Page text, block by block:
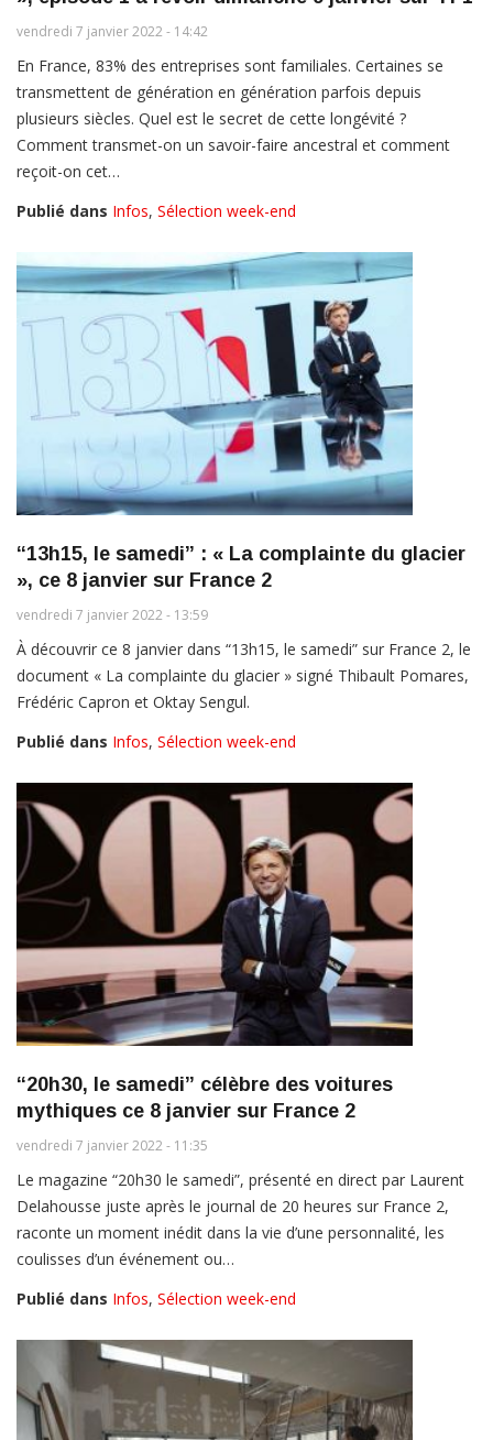
vendredi 7 janvier 2022 - 14:42
En France, 83% des entreprises sont familiales. Certaines se
transmettent de génération en génération parfois depuis
plusieurs siècles. Quel est le secret de cette longévité ?
Comment transmet-on un savoir-faire ancestral et comment
reçoit-on cet…
Publié dans Infos, Sélection week-end
“13h15, le samedi” : « La complainte du glacier
», ce 8 janvier sur France 2
vendredi 7 janvier 2022 - 13:59
À découvrir ce 8 janvier dans “13h15, le samedi” sur France 2, le
document « La complainte du glacier » signé Thibault Pomares,
Frédéric Capron et Oktay Sengul.
Publié dans Infos, Sélection week-end
“20h30, le samedi” célèbre des voitures
mythiques ce 8 janvier sur France 2
vendredi 7 janvier 2022 - 11:35
Le magazine “20h30 le samedi”, présenté en direct par Laurent
Delahousse juste après le journal de 20 heures sur France 2,
raconte un moment inédit dans la vie d’une personnalité, les
coulisses d’un événement ou…
Publié dans Infos, Sélection week-end